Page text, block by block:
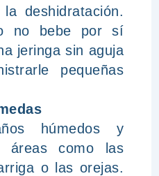
deshidratación.
no bebe por sí
jeringa sin aguja
pequeñas
húmedos y
áreas como las
o las orejas.